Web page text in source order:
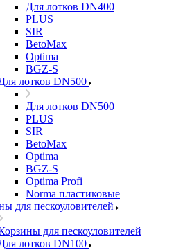
Для лотков DN400
PLUS
SIR
BetoMax
Optima
BGZ-S
лотков DN500
Для лотков DN500
PLUS
SIR
BetoMax
Optima
BGZ-S
Optima Profi
Norma пластиковые
для пескоуловителей
для пескоуловителей
лотков DN100